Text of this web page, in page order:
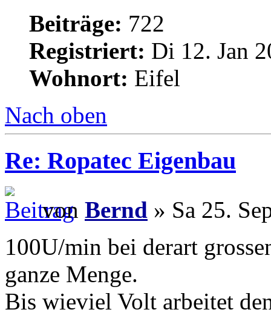
Beiträge: 722
Registriert: Di 12. Jan
Wohnort: Eifel
Nach oben
Re: Ropatec Eigenbau
von Bernd » Sa 25.
100U/min bei derart
ganze Menge.
Bis wieviel Volt arbeitet